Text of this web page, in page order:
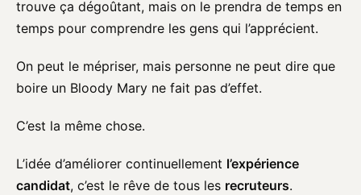
trouve ça dégoûtant, mais on le prendra de temps en
temps pour comprendre les gens qui l’apprécient.
On peut le mépriser, mais personne ne peut dire que
boire un Bloody Mary ne fait pas d’effet.
C’est la même chose.
L’idée d’améliorer continuellement l’expérience
candidat, c’est le rêve de tous les recruteurs.